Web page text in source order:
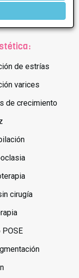
de estrías
varices
de crecimiento
cirugía